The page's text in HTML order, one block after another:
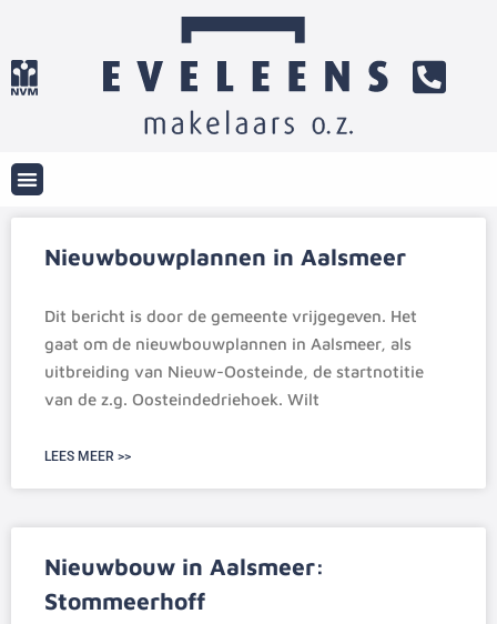
Nieuwbouwplannen in Aalsmeer
Dit bericht is door de gemeente vrijgegeven. Het
gaat om de nieuwbouwplannen in Aalsmeer, als
uitbreiding van Nieuw-Oosteinde, de startnotitie
van de z.g. Oosteindedriehoek. Wilt
LEES MEER >>
Nieuwbouw in Aalsmeer:
Stommeerhoff